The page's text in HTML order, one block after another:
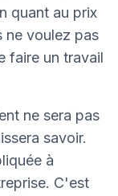
quant au prix
ne voulez pas
faire un travail
ne sera pas
savoir.
à
C'est